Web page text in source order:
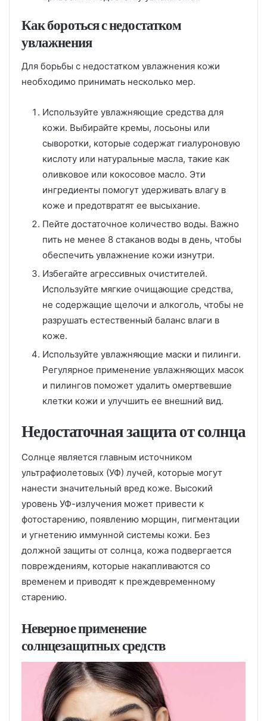
Как бороться с недостатком
увлажнения
Для борьбы с недостатком увлажнения кожи
необходимо принимать несколько мер.
Используйте увлажняющие средства для
кожи. Выбирайте кремы, лосьоны или
сыворотки, которые содержат гиалуроновую
кислоту или натуральные масла, такие как
оливковое или кокосовое масло. Эти
ингредиенты помогут удерживать влагу в
коже и предотвратят ее высыхание.
Пейте достаточное количество воды. Важно
пить не менее 8 стаканов воды в день, чтобы
обеспечить увлажнение кожи изнутри.
Избегайте агрессивных очистителей.
Используйте мягкие очищающие средства,
не содержащие щелочи и алкоголь, чтобы не
разрушать естественный баланс влаги в
коже.
Используйте увлажняющие маски и пилинги.
Регулярное применение увлажняющих масок
и пилингов поможет удалить омертвевшие
клетки кожи и улучшить ее внешний вид.
Недостаточная защита от солнца
Солнце является главным источником
ультрафиолетовых (УФ) лучей, которые могут
нанести значительный вред коже. Высокий
уровень УФ-излучения может привести к
фотостарению, появлению морщин, пигментации
и угнетению иммунной системы кожи. Без
должной защиты от солнца, кожа подвергается
повреждениям, которые накапливаются со
временем и приводят к преждевременному
старению.
Неверное применение
солнцезащитных средств